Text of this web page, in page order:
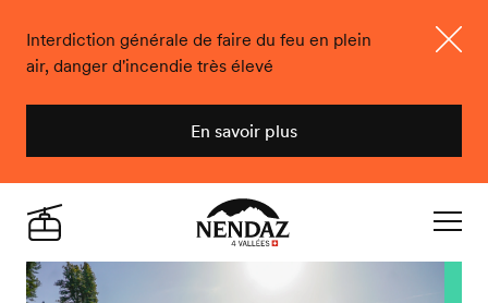
Interdiction générale de faire du feu en plein
air, danger d'incendie très élevé
En savoir plus
Nendaz
Live